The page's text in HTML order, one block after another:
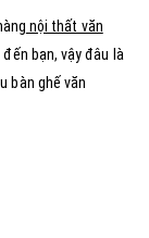
nội thất văn
bạn, vậy đâu là
bàn ghế văn